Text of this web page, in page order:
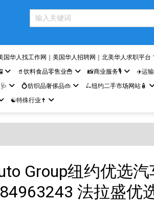
华人找工作网｜美国华人招聘网｜北美华人求职平台
🥤饮料食品零售业🍟 📸商业服务🎙️ ✈️运
💍纺织品奢侈品👜 🛴纽约二手市场网站🧴
☯️特殊行业✝️
Group纽约优选
法拉盛优